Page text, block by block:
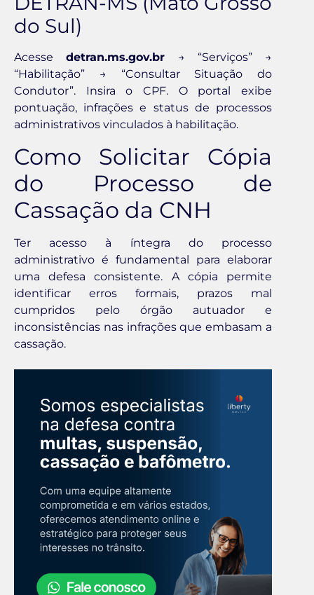
do Sul)
Acessedetran.ms.gov.br → “Serviços” →
“Habilitação” → “Consultar Situação do
Condutor”. Insira o CPF. O portal exibe
pontuação, infrações e status de processos
administrativos vinculados à habilitação.
Como Solicitar Cópia
do Processo de
Cassação da CNH
Ter acesso à íntegra do processo
administrativo é fundamental para elaborar
uma defesa consistente. A cópia permite
identificar erros formais, prazos mal
cumpridos pelo órgão autuador e
inconsistências nas infrações que embasam a
cassação.